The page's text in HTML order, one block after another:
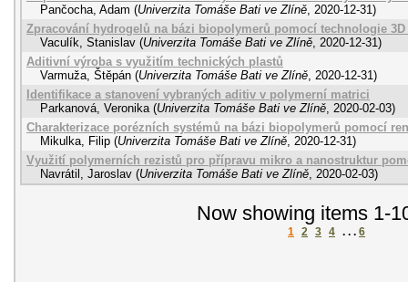
Pančocha, Adam (Univerzita Tomáše Bati ve Zlíně 2020-12-31)
Zpracování hydrogelů na bázi biopolymerů pomocí technologie
Vaculík, Stanislav (Univerzita Tomáše Bati ve Zlíně 2020-12-31)
Aditivní výroba s využitím technických plastů
Varmuža, Štěpán (Univerzita Tomáše Bati ve Zlíně 2020-12-31)
Identifikace a stanovení vybraných aditiv v polymerní matrici
Parkanová, Veronika (Univerzita Tomáše Bati ve Zlíně 2020-02-03)
Charakterizace porézních systémů na bázi biopolymerů pomocí
Mikulka, Filip (Univerzita Tomáše Bati ve Zlíně 2020-12-31)
Využití polymerních rezistů pro přípravu mikro a nanostruktur
Navrátil, Jaroslav (Univerzita Tomáše Bati ve Zlíně 2020-02-03)
Now showing items 1-
1 2 3 4 . . . 6